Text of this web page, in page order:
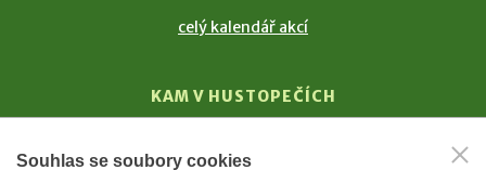
celý kalendář akcí
KAM V HUSTOPEČÍCH
T. G. Masaryk
Souhlas se soubory cookies